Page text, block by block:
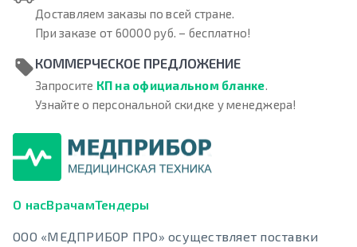
Доставляем заказы по всей стране.
При заказе от 60000 руб. – бесплатно!
КОММЕРЧЕСКОЕ ПРЕДЛОЖЕНИЕ
Запросите КП на официальном бланке
Узнайте о персональной скидке у менеджера!
О насВрачамТендеры
ООО «МЕДПРИБОР ПРО» осуществляет поставки